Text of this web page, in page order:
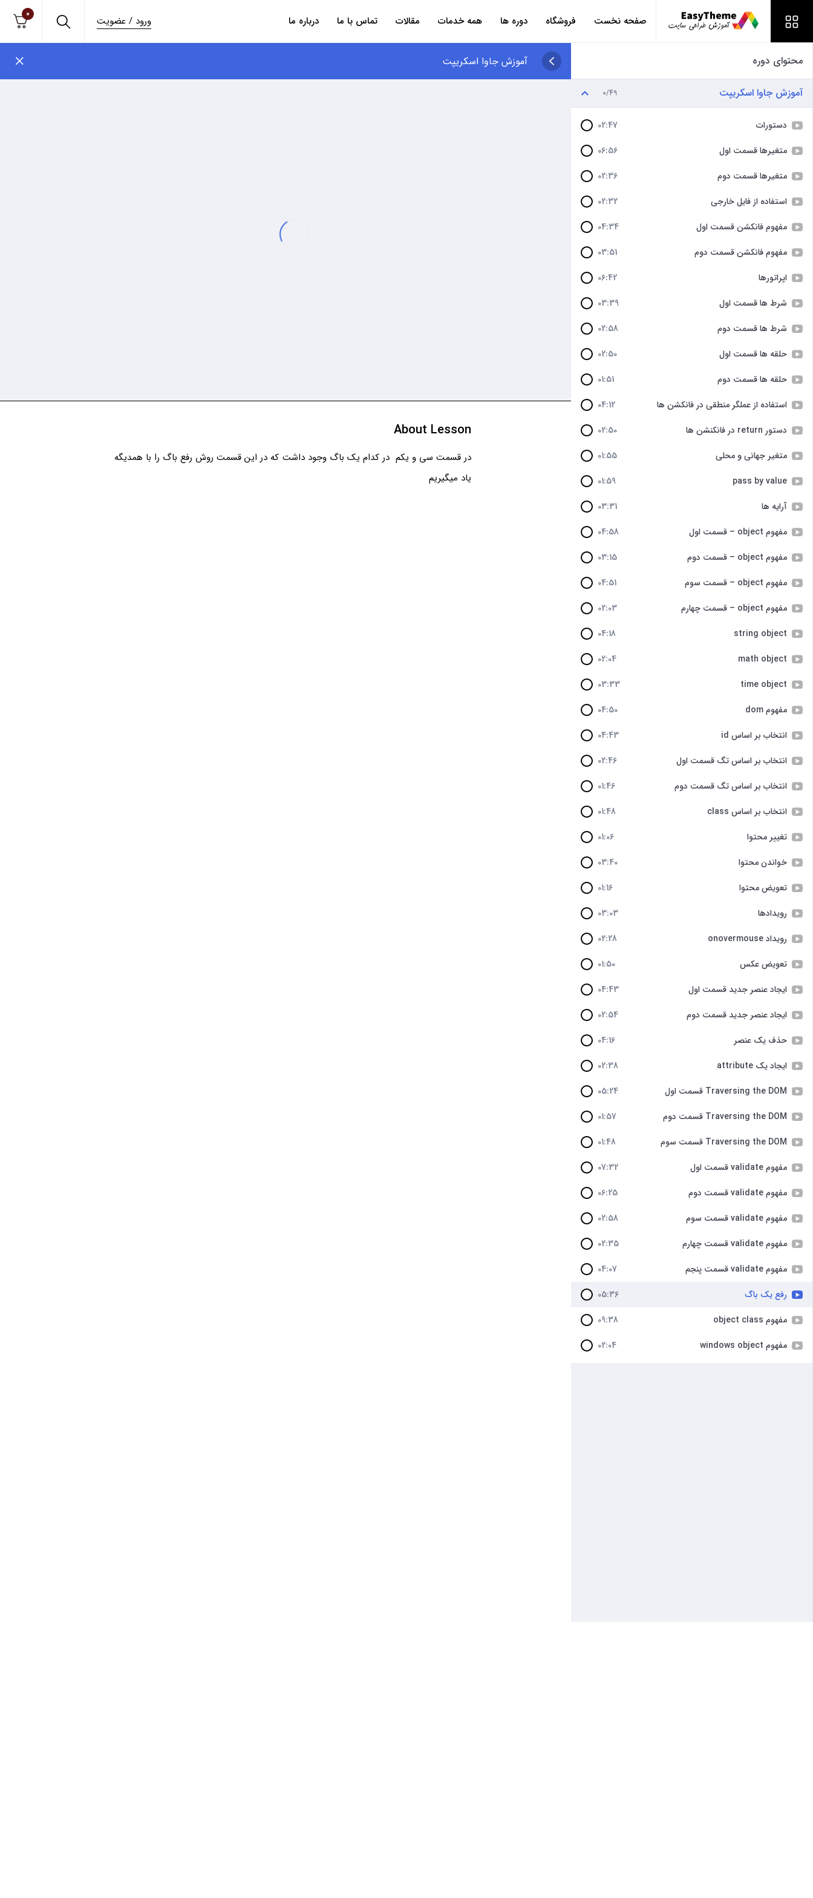
صفحه نخست فروشگاه دوره ها همه خدمات مقالات تماس با ما درباره ما ورود / عضویت
0
محتوای دوره
آموزش جاوا اسکریپت 0/49
دستورات
02:47
متغیرها قسمت اول
06:56
متغیرها قسمت دوم
02:36
استفاده از فایل خارجی
02:32
مفهوم فانکشن قسمت اول
04:34
مفهوم فانکشن قسمت دوم
03:51
اپراتورها
06:42
شرط ها قسمت اول
03:39
شرط ها قسمت دوم
02:58
حلقه ها قسمت اول
02:50
حلقه ها قسمت دوم
01:51
استفاده از عملگر منطقی در فانکشن ها
04:12
دستور return در فانکنشن ها
02:50
متغیر جهانی و محلی
01:55
pass by value
01:59
آرایه ها
03:31
مفهوم object – قسمت اول
04:58
مفهوم object – قسمت دوم
03:15
مفهوم object – قسمت سوم
04:51
مفهوم object – قسمت چهارم
02:03
string object
04:18
math object
02:04
time object
03:33
مفهوم dom
04:50
انتخاب بر اساس id
04:43
انتخاب بر اساس تگ قسمت اول
02:46
انتخاب بر اساس تگ قسمت دوم
01:46
انتخاب بر اساس class
01:48
تغییر محتوا
01:06
خواندن محتوا
03:40
تعویض محتوا
01:16
رویدادها
03:03
رویداد onovermouse
02:28
تعویض عکس
01:50
ایجاد عنصر جدید قسمت اول
04:43
ایجاد عنصر جدید قسمت دوم
02:54
حذف یک عنصر
04:16
ایجاد یک attribute
02:38
Traversing the DOM قسمت اول
05:24
Traversing the DOM قسمت دوم
01:57
Traversing the DOM قسمت سوم
01:48
مفهوم validate قسمت اول
07:32
مفهوم validate قسمت دوم
06:25
مفهوم validate قسمت سوم
02:58
مفهوم validate قسمت چهارم
02:35
مفهوم validate قسمت پنجم
04:07
رفع یک باگ
05:36
مفهوم object class
09:38
مفهوم windows object
02:04
آموزش جاوا اسکریپت
About Lesson
در قسمت سی و یکم در کدام یک باگ وجود داشت که در این قسمت روش رفع باگ را با همدیگه
یاد میگیریم